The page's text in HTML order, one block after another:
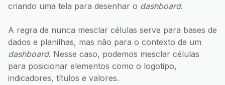
criando uma tela para desenhar o dashboard.
A regra de nunca mesclar células serve para bases de
dados e planilhas, mas não para o contexto de um
dashboard. Nesse caso, podemos mesclar células
para posicionar elementos como o logotipo,
indicadores, títulos e valores.